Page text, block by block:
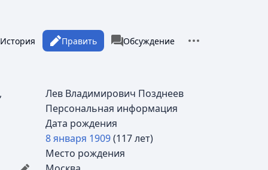
Править
История associated-pages
Статья
Обсуждение Дополнительные
Лев Владимирович Позднеев
Персональная информация
Дата рождения
8 января 1909(117 лет)
Место рождения
,